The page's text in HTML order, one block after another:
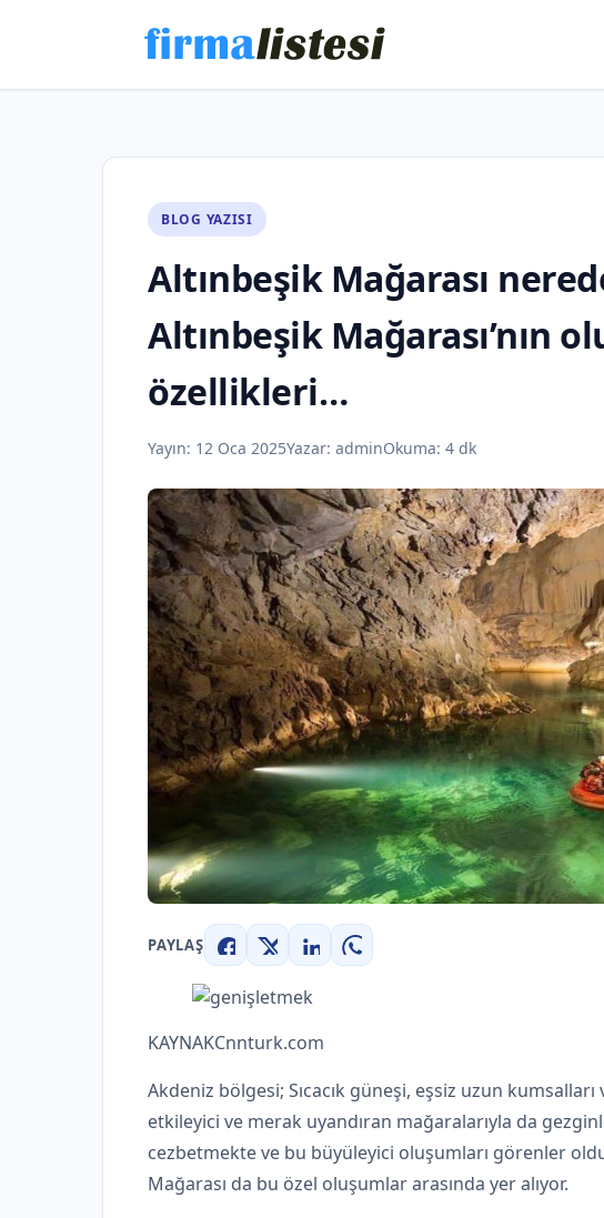
BLOG YAZISI
Altınbeşik Mağarası
Altınbeşik Mağarası’nın
özellikleri…
Yayın: 12 Oca 2025Yazar: adminOkuma: 4 dk
PAYLAŞ
Facebook
X LinkedInWhatsApp
KAYNAKCnnturk.com
Akdeniz bölgesi; Sıcacık güneşi, eşsiz uzun
etkileyici ve merak uyandıran mağaralarıyla da
cezbetmekte ve bu büyüleyici oluşumları görenler
Mağarası da bu özel oluşumlar arasında yer alıyor.